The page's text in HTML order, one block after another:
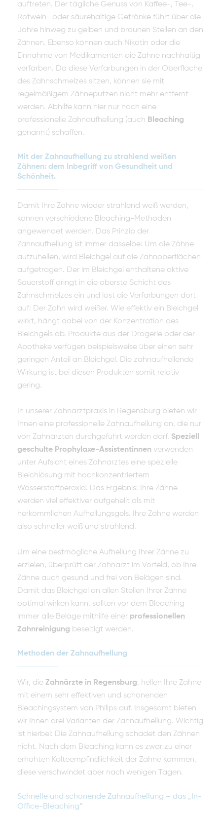
auftreten. Der tägliche Genuss von Kaffee-, Tee-,
Rotwein- oder säurehaltige Getränke führt über die
Jahre hinweg zu gelben und braunen Stellen an den
Zähnen. Ebenso können auch Nikotin oder die
Einnahme von Medikamenten die Zähne nachhaltig
verfärben. Da diese Verfärbungen in der Oberfläche
des Zahnschmelzes sitzen, können sie mit
regelmäßigem Zähneputzen nicht mehr entfernt
werden. Abhilfe kann hier nur noch eine
professionelle Zahnaufhellung (auch Bleaching
genannt) schaffen.
Mit der Zahnaufhellung zu strahlend weißen
Zähnen: dem Inbegriff von Gesundheit und
Schönheit.
Damit Ihre Zähne wieder strahlend weiß werden,
können verschiedene Bleaching-Methoden
angewendet werden. Das Prinzip der
Zahnaufhellung ist immer dasselbe: Um die Zähne
aufzuhellen, wird Bleichgel auf die Zahnoberflächen
aufgetragen. Der im Bleichgel enthaltene aktive
Sauerstoff dringt in die oberste Schicht des
Zahnschmelzes ein und löst die Verfärbungen dort
auf: Der Zahn wird weißer. Wie effektiv ein Bleichgel
wirkt, hängt dabei von der Konzentration des
Bleichgels ab. Produkte aus der Drogerie oder der
Apotheke verfügen beispielsweise über einen sehr
geringen Anteil an Bleichgel. Die zahnaufhellende
Wirkung ist bei diesen Produkten somit relativ
gering.
In unserer Zahnarztpraxis in Regensburg bieten wir
Ihnen eine professionelle Zahnaufhellung an, die nur
von Zahnärzten durchgeführt werden darf. Speziell
geschulte Prophylaxe-Assistentinnen verwenden
unter Aufsicht eines Zahnarztes eine spezielle
Bleichlösung mit hochkonzentriertem
Wasserstoffperoxid. Das Ergebnis: Ihre Zähne
werden viel effektiver aufgehellt als mit
herkömmlichen Aufhellungsgels. Ihre Zähne werden
also schneller weiß und strahlend.
Um eine bestmögliche Aufhellung Ihrer Zähne zu
erzielen, überprüft der Zahnarzt im Vorfeld, ob Ihre
Zähne auch gesund und frei von Belägen sind.
Damit das Bleichgel an allen Stellen Ihrer Zähne
optimal wirken kann, sollten vor dem Bleaching
immer alle Beläge mithilfe einer professionellen
Zahnreinigung beseitigt werden.
Methoden der Zahnaufhellung
Wir, die Zahnärzte in Regensburg, hellen Ihre Zähne
mit einem sehr effektiven und schonenden
Bleachingsystem von Philips auf. Insgesamt bieten
wir Ihnen drei Varianten der Zahnaufhellung. Wichtig
ist hierbei: Die Zahnaufhellung schadet den Zähnen
nicht. Nach dem Bleaching kann es zwar zu einer
erhöhten Kälteempfindlichkeit der Zähne kommen,
diese verschwindet aber nach wenigen Tagen.
Schnelle und schonende Zahnaufhellung – das „In-
Office-Bleaching“